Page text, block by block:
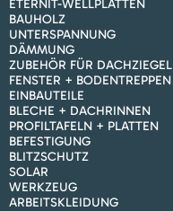
ETERNIT-WELLPLATTEN
BAUHOLZ
UNTERSPANNUNG
DÄMMUNG
ZUBEHÖR FÜR DACHZIEGEL
FENSTER + BODENTREPPEN
EINBAUTEILE
BLECHE + DACHRINNEN
PROFILTAFELN + PLATTEN
BEFESTIGUNG
BLITZSCHUTZ
SOLAR
WERKZEUG
ARBEITSKLEIDUNG